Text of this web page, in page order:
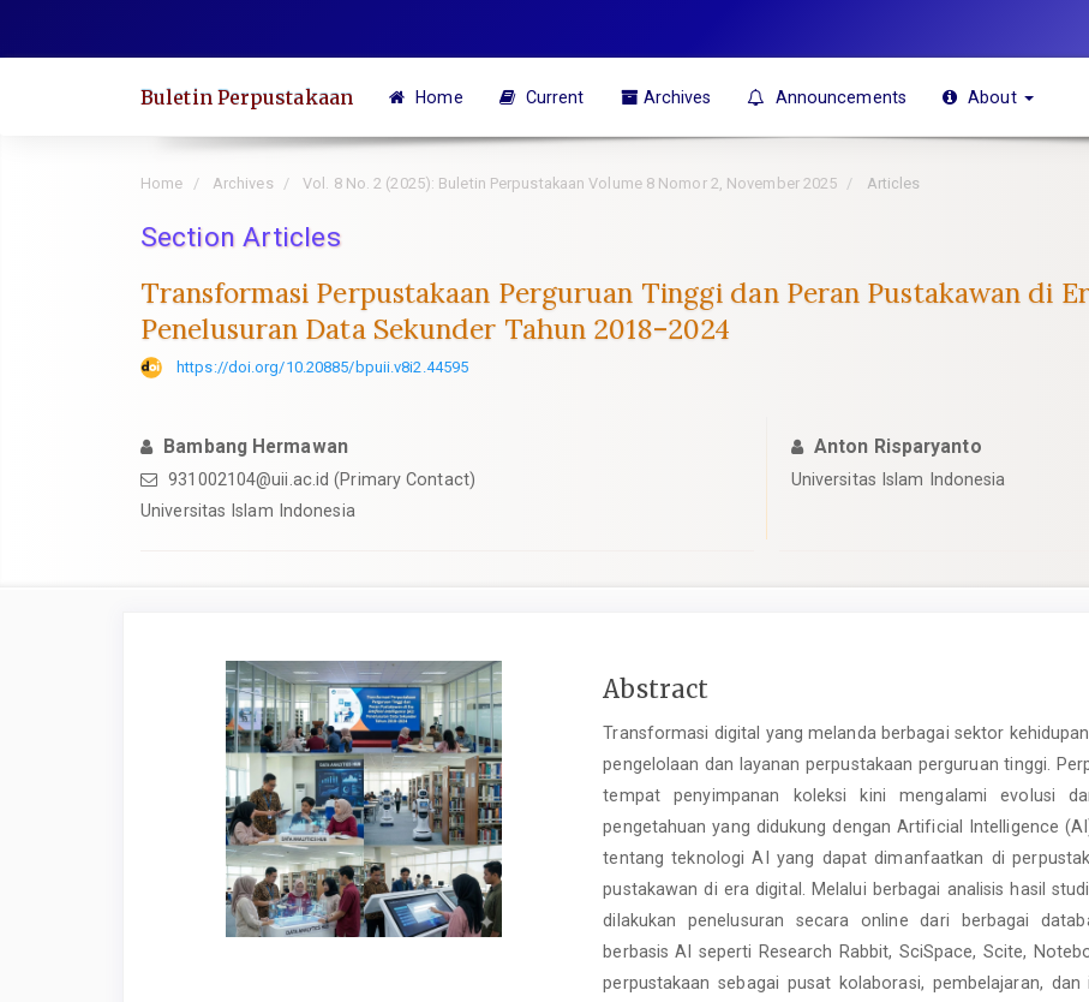
Buletin Perpustakaan Home Current Archives Announcements About
Home Archives Vol. 8 No. 2 (2025): Buletin Perpustakaan Volume 8 Nomor 2, November 2025 Articles
Section Articles
Transformasi Perpustakaan Perguruan Tinggi dan Peran Pustakawan di
Penelusuran Data Sekunder Tahun 2018–2024
https://doi.org/10.20885/bpuii.v8i2.44595
Bambang Hermawan
931002104@uii.ac.id (Primary Contact)
Universitas Islam Indonesia
Anton Risparyanto
Universitas Islam Indonesia
Article
Sidebar
Main
Content
Abstract
Transformasi digital yang melanda berbagai sektor
pengelolaan dan layanan perpustakaan perguruan tinggi.
tempat penyimpanan koleksi kini mengalami evolusi
pengetahuan yang didukung dengan Artificial Intelligence
tentang teknologi AI yang dapat dimanfaatkan di
pustakawan di era digital. Melalui berbagai analisis hasil
dilakukan penelusuran secara online dari berbagai
berbasis AI seperti Research Rabbit, SciSpace, Scite,
perpustakaan sebagai pusat kolaborasi, pembelajaran,